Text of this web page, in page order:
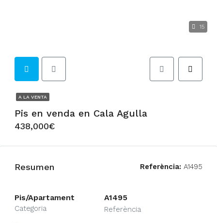
15
A LA VENTA
Pis en venda en Cala Agulla
438,000€
Resumen Referència: A1495
Pis/Apartament
Categoria
A1495
Referència